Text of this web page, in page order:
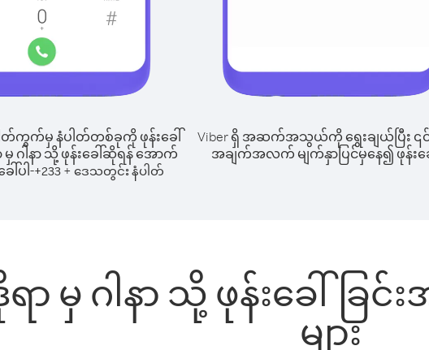
ါတ်ကွက်မှ နံပါတ်တစ်ခုကို ဖုန်းခေါ်
မှ ဂါနာ သို့ ဖုန်းခေါ်ဆိုရန် အောက်
ါ်ပါ-+233 + ဒေသတွင်း နံပါတ်
Viber ရှိ အဆက်အသွယ်ကို ရွေးချယ်ပြီး
အချက်အလက် မျက်နှာပြင်မှနေ၍ ဖုန်းခေ
ာ မှ ဂါနာ သို့ ဖုန်းခေါ်ခ
များ